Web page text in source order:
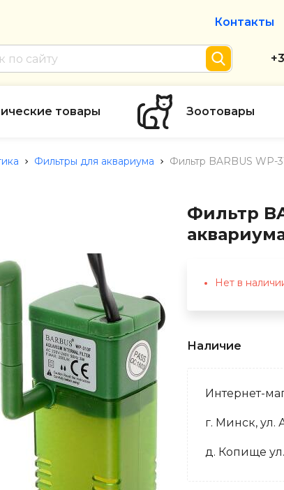
Контакты
товары Зоотовары
Фильтры для аквариума Фильтр BARBUS WP-
Фильтр
Нет в
Наличие
Интернет-
г. Минск, ул.
д. Копище